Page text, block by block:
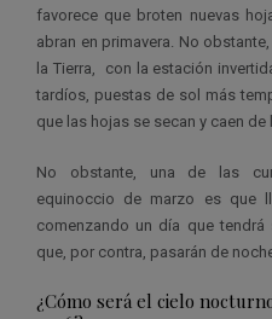
favorece que broten nuevas
abran en primavera. No
la Tierra, con la estación
tardíos, puestas de sol más
que las hojas se secan y caen de
No obstante, una de las
equinoccio de marzo es que
comenzando un día que
que, por contra, pasarán de
¿Cómo será el cielo